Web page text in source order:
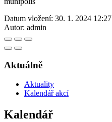
Datum vložení: 30. 1. 2024 12:27
Autor: admin
Aktuálně
Aktuality
Kalendář akcí
Kalendář